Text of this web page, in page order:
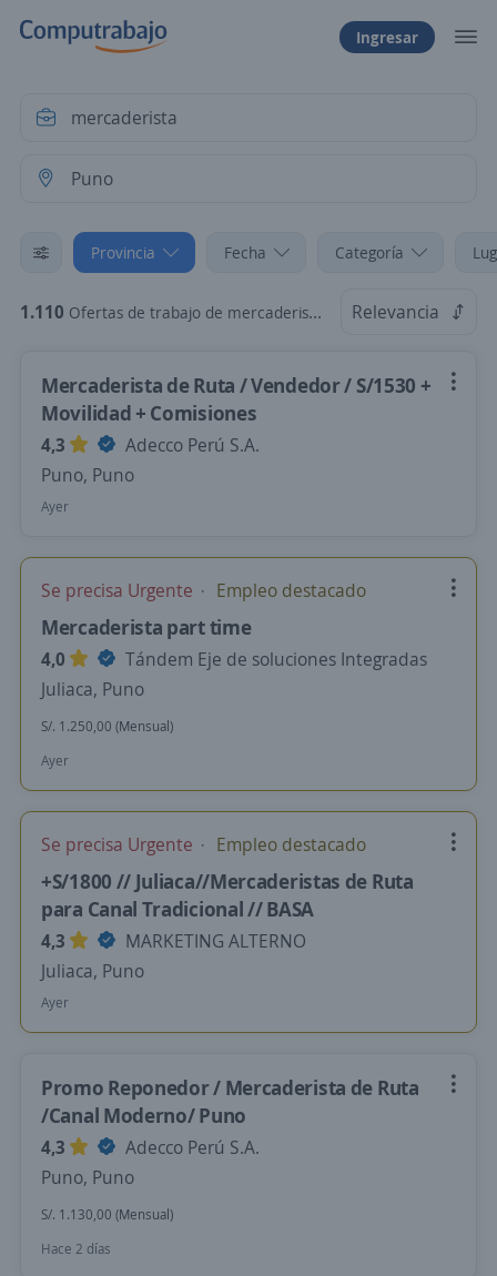
Ingresar
Provincia Fecha Categoría
1.110 Ofertas de trabajo de mercaderista en Puno Relevancia
Mercaderista de Ruta / Vendedor / S/1530 +
Movilidad + Comisiones
4,3
Adecco Perú S.A.
Puno, Puno
Ayer
Se precisa Urgente Empleo destacado
Mercaderista part time
4,0
Tándem Eje de soluciones Integradas
Juliaca, Puno
S/. 1.250,00 (Mensual)
Ayer
Se precisa Urgente Empleo destacado
+S/1800 // Juliaca//Mercaderistas de Ruta
para Canal Tradicional // BASA
4,3
MARKETING ALTERNO
Juliaca, Puno
Ayer
Promo Reponedor / Mercaderista de Ruta
/Canal Moderno/ Puno
4,3
Adecco Perú S.A.
Puno, Puno
S/. 1.130,00 (Mensual)
Hace 2 días